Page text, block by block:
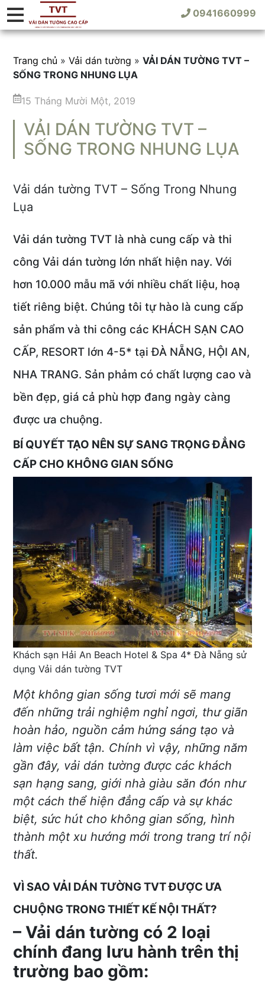
0941660999
Trang chủ »Vải dán tường »VẢI DÁN TƯỜNG TVT –
SỐNG TRONG NHUNG LỤA
15 Tháng Mười Một, 2019
VẢI DÁN TƯỜNG TVT –
SỐNG TRONG NHUNG LỤA
Vải dán tường TVT – Sống Trong Nhung
Lụa
Vải dán tường TVT là nhà cung cấp và thi
công Vải dán tường lớn nhất hiện nay. Với
hơn 10.000 mẫu mã với nhiều chất liệu, hoạ
tiết riêng biệt. Chúng tôi tự hào là cung cấp
sản phẩm và thi công các KHÁCH SẠN CAO
CẤP, RESORT lớn 4-5* tại ĐÀ NẴNG, HỘI AN,
NHA TRANG. Sản phảm có chất lượng cao và
bền đẹp, giá cả phù hợp đang ngày càng
được ưa chuộng.
BÍ QUYẾT TẠO NÊN SỰ SANG TRỌNG ĐẲNG
CẤP CHO KHÔNG GIAN SỐNG
Khách sạn Hải An Beach Hotel & Spa 4* Đà Nẵng sử
dụng Vải dán tường TVT
Một không gian sống tươi mới sẽ mang
đến những trải nghiệm nghỉ ngơi, thư giãn
hoàn hảo, nguồn cảm hứng sáng tạo và
làm việc bất tận. Chính vì vậy, những năm
gần đây, vải dán tường được các khách
sạn hạng sang, giới nhà giàu săn đón như
một cách thể hiện đẳng cấp và sự khác
biệt, sức hút cho không gian sống, hình
thành một xu hướng mới trong trang trí nội
thất.
VÌ SAO VẢI DÁN TƯỜNG TVT ĐƯỢC ƯA
CHUỘNG TRONG THIẾT KẾ NỘI THẤT?
– Vải dán tường có 2 loại
chính đang lưu hành trên thị
trường bao gồm: